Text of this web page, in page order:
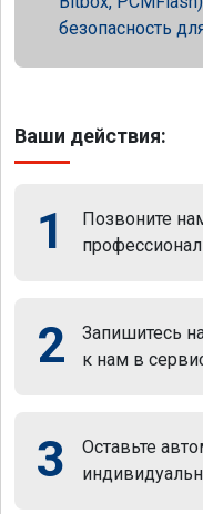
безопасность
Ваши действия:
1 Позвоните
2
Запишитесь
к нам в
3
Оставьте